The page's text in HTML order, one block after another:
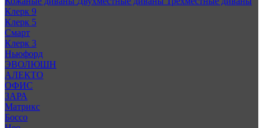
Клерк 9
Клерк 5
Смарт
Клерк 3
Ньюфорд
ЭВОЛЮШН
АЛЕКТО
ОФИС
ЗАРА
Матрикс
Боссо